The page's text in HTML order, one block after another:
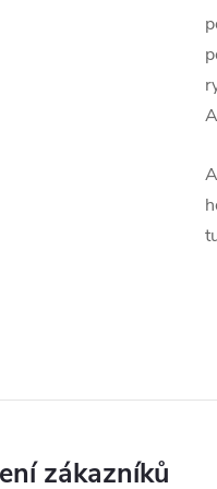
zákazníků